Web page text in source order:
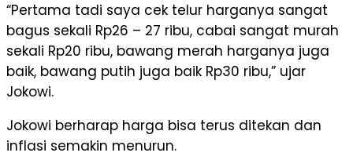
“Pertama tadi saya cek telur harganya sangat
bagus sekali Rp26 – 27 ribu, cabai sangat murah
sekali Rp20 ribu, bawang merah harganya juga
baik, bawang putih juga baik Rp30 ribu,” ujar
Jokowi.
Jokowi berharap harga bisa terus ditekan dan
inflasi semakin menurun.